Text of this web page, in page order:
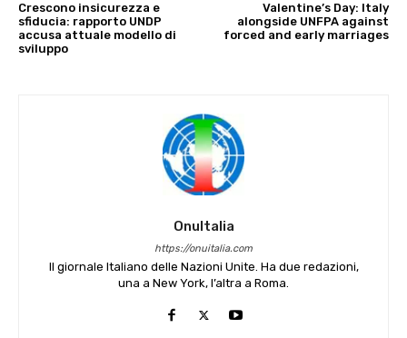
Crescono insicurezza e
sfiducia: rapporto UNDP
accusa attuale modello di
sviluppo
Valentine’s Day: Italy
alongside UNFPA against
forced and early marriages
OnuItalia
https://onuitalia.com
Il giornale Italiano delle Nazioni Unite. Ha due redazioni,
una a New York, l’altra a Roma.